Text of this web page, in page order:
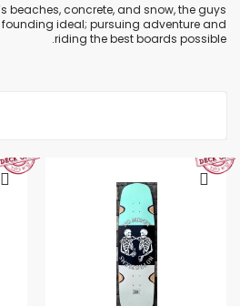
beaches, concrete, and snow, the guys
ideal; pursuing adventure and
riding the best boards possible.